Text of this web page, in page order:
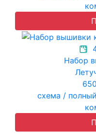
Набор
схема /